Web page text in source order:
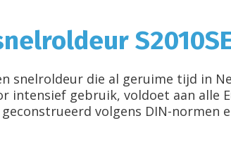
snelroldeur die al geruime tijd in
intensief gebruik, voldoet aan alle
volgens DIN-